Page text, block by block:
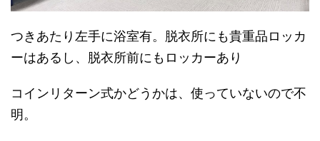
つきあたり左手に浴室有。脱衣所にも貴重品ロッカ
ーはあるし、脱衣所前にもロッカーあり
コインリターン式かどうかは、使っていないので不
明。